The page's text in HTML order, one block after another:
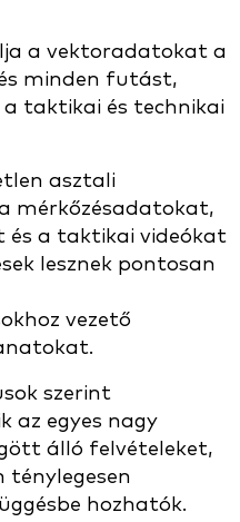
a vektoradatokat a
minden futást,
a taktikai és technikai
asztali
mérkőzésadatokat,
és a taktikai videókat
lesznek pontosan
vezető
szerint
az egyes nagy
álló felvételeket,
ténylegesen
hozhatók.